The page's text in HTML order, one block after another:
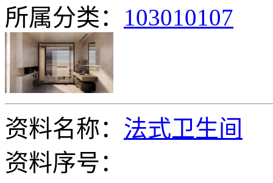
所属分类： 103010107
资料名称： 法式卫生间
资料序号：